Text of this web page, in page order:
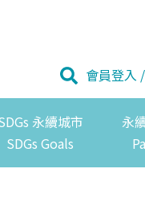
會員登入 /
永續城市
SDGs Goals
永